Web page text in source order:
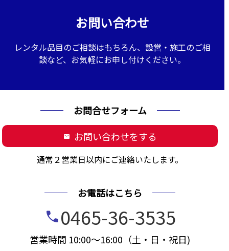
お問い合わせ
レンタル品目のご相談はもちろん、設営・施工のご相
談など、お気軽にお申し付けください。
お問合せフォーム
mail お問い合わせをする
通常２営業日以内にご連絡いたします。
お電話はこちら
call0465-36-3535
営業時間 10:00～16:00（土・日・祝日)